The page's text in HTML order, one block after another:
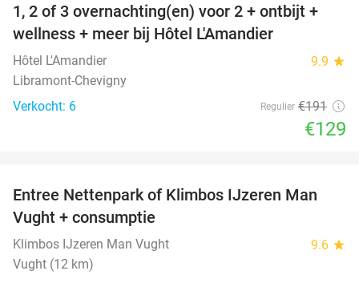
32%
TODAY
1, 2 of 3 overnachting(en) voor 2 + ontbijt +
wellness + meer bij Hôtel L'Amandier
Hôtel L'Amandier 9.9 star
Libramont-Chevigny
Verkocht: 6
Regulier €191
€129
29%
Entree Nettenpark of Klimbos IJzeren Man
Vught + consumptie
Klimbos IJzeren Man Vught 9.6 star
Vught (12 km)